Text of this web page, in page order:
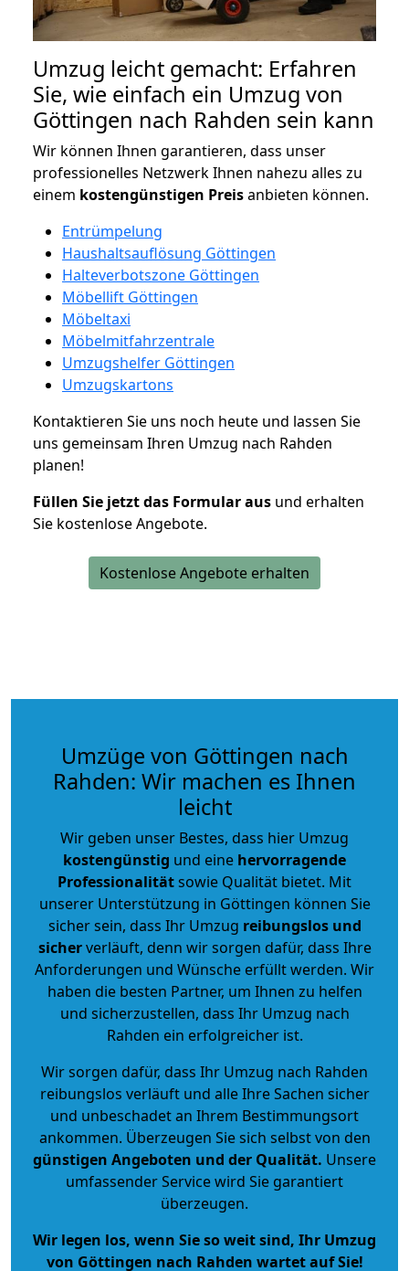
Umzug leicht gemacht: Erfahren
Sie, wie einfach ein Umzug von
Göttingen nach Rahden sein kann
Wir können Ihnen garantieren, dass unser
professionelles Netzwerk Ihnen nahezu alles zu
einem kostengünstigen Preisanbieten können.
Entrümpelung
Haushaltsauflösung Göttingen
Halteverbotszone Göttingen
Möbellift Göttingen
Möbeltaxi
Möbelmitfahrzentrale
Umzugshelfer Göttingen
Umzugskartons
Kontaktieren Sie uns noch heute und lassen Sie
uns gemeinsam Ihren Umzug nach Rahden
planen!
Füllen Sie jetzt das Formular aus und erhalten
Sie kostenlose Angebote.
Kostenlose Angebote erhalten
Umzüge von Göttingen nach
Rahden: Wir machen es Ihnen
leicht
Wir geben unser Bestes, dass hier Umzug
kostengünstig und eine hervorragende
Professionalitätsowie Qualität bietet. Mit
unserer Unterstützung in Göttingen können Sie
sicher sein, dass Ihr Umzug reibungslos und
sicherverläuft, denn wir sorgen dafür, dass Ihre
Anforderungen und Wünsche erfüllt werden. Wir
haben die besten Partner, um Ihnen zu helfen
und sicherzustellen, dass Ihr Umzug nach
Rahden ein erfolgreicher ist.
Wir sorgen dafür, dass Ihr Umzug nach Rahden
reibungslos verläuft und alle Ihre Sachen sicher
und unbeschadet an Ihrem Bestimmungsort
ankommen. Überzeugen Sie sich selbst von den
günstigen Angeboten und der Qualität. Unsere
umfassender Service wird Sie garantiert
überzeugen.
Wir legen los, wenn Sie so weit sind, Ihr Umzug
von Göttingen nach Rahden wartet auf Sie!